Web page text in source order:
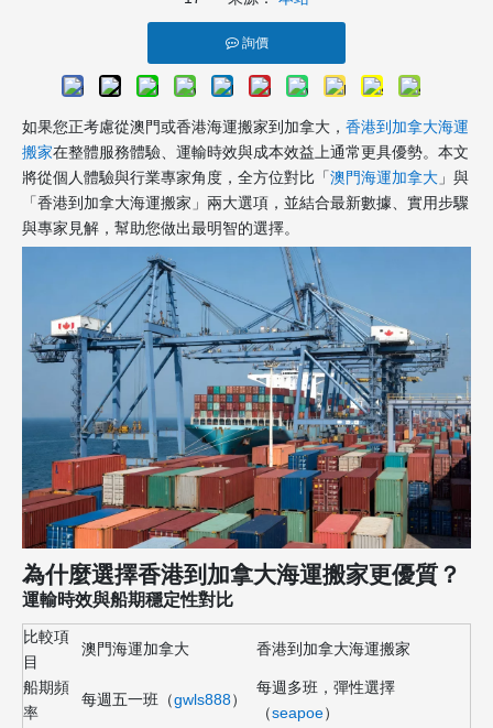
詢價
如果您正考慮從澳門或香港海運搬家到加拿大， 香港到加拿大海運
搬家在整體服務體驗、運輸時效與成本效益上通常更具優勢。本文
將從個人體驗與行業專家角度，全方位對比「澳門海運加拿大 」與
「香港到加拿大海運搬家」兩大選項，並結合最新數據、實用步驟
與專家見解，幫助您做出最明智的選擇。
為什麼選擇香港到加拿大海運搬家更優質？
運輸時效與船期穩定性對比
比較項
目
澳門海運加拿大 香港到加拿大海運搬家
船期頻
率
每週五一班（gwls888）
每週多班，彈性選擇
（seapoe）